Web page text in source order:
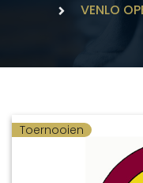
VENLO
Toernooien